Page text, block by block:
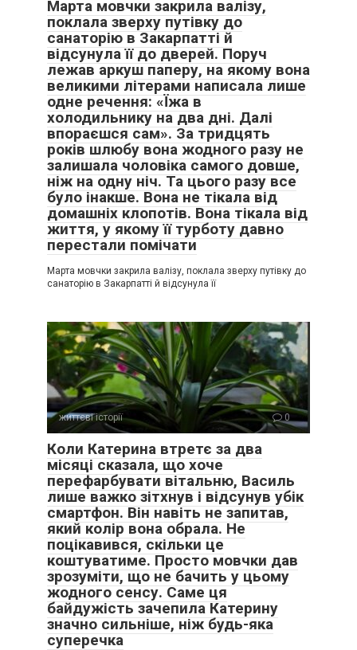
Марта мовчки закрила валізу,
поклала зверху путівку до
санаторію в Закарпатті й
відсунула її до дверей. Поруч
лежав аркуш паперу, на якому вона
великими літерами написала лише
одне речення: «Їжа в
холодильнику на два дні. Далі
впораєшся сам». За тридцять
років шлюбу вона жодного разу не
залишала чоловіка самого довше,
ніж на одну ніч. Та цього разу все
було інакше. Вона не тікала від
домашніх клопотів. Вона тікала від
життя, у якому її турботу давно
перестали помічати
Марта мовчки закрила валізу, поклала зверху путівку до
санаторію в Закарпатті й відсунула її
життєві історії 0
Коли Катерина втретє за два
місяці сказала, що хоче
перефарбувати вітальню, Василь
лише важко зітхнув і відсунув убік
смартфон. Він навіть не запитав,
який колір вона обрала. Не
поцікавився, скільки це
коштуватиме. Просто мовчки дав
зрозуміти, що не бачить у цьому
жодного сенсу. Саме ця
байдужість зачепила Катерину
значно сильніше, ніж будь-яка
суперечка